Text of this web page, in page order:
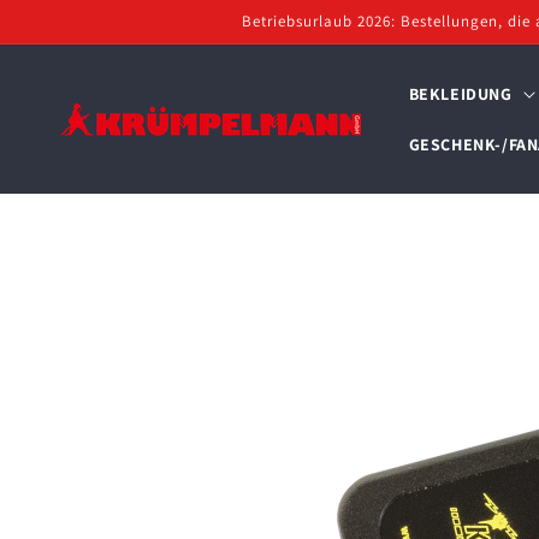
Inhalt
Betriebsurlaub 2026: Bestellungen,
BEKLEIDUNG
GESCHENK-/